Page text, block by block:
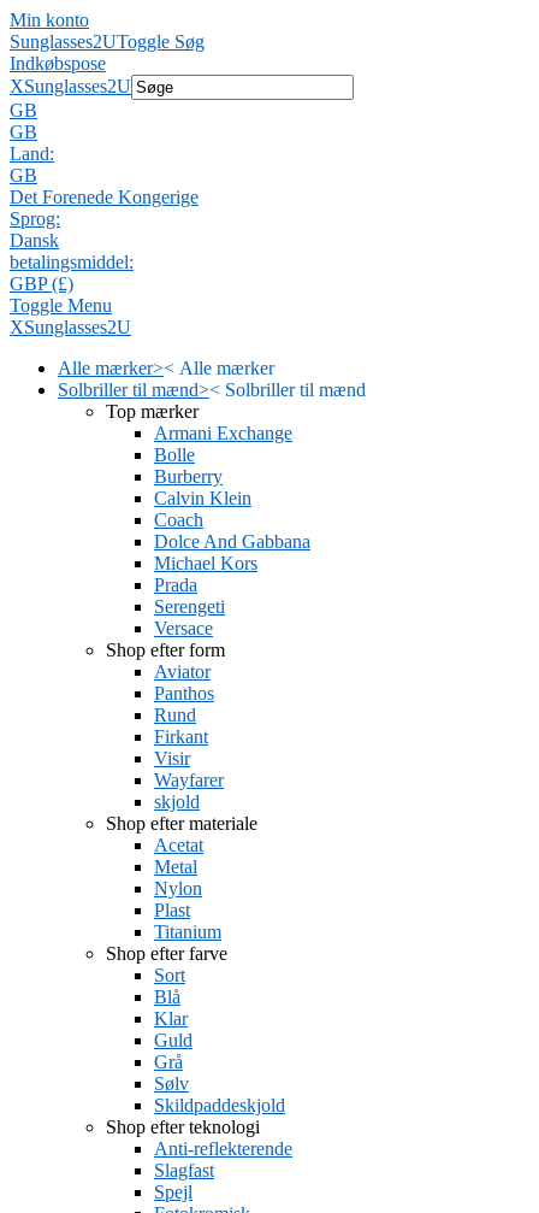
Min konto
Sunglasses2UToggle Søg
Indkøbspose
XSunglasses2U
GB
GB
Land:
GB
Det Forenede Kongerige
Sprog:
Dansk
betalingsmiddel:
GBP (£)
Toggle Menu
XSunglasses2U
Alle mærker>< Alle mærker
Solbriller til mænd>< Solbriller til mænd
Top mærker
Armani Exchange
Bolle
Burberry
Calvin Klein
Coach
Dolce And Gabbana
Michael Kors
Prada
Serengeti
Versace
Shop efter form
Aviator
Panthos
Rund
Firkant
Visir
Wayfarer
skjold
Shop efter materiale
Acetat
Metal
Nylon
Plast
Titanium
Shop efter farve
Sort
Blå
Klar
Guld
Grå
Sølv
Skildpaddeskjold
Shop efter teknologi
Anti-reflekterende
Slagfast
Spejl